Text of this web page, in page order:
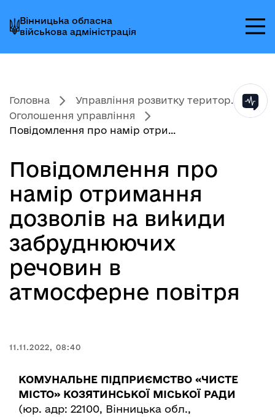
до
головного
меню
до
головного
вмісту
до
головного
колонтитула
Вінницька обласна
військова адміністрація
Головна
Управління розвитку територ...
Оголошення управління
Повідомлення про намір отри...
Повідомлення про
намір отримання
дозволів на викиди
забруднюючих
речовин в
атмосферне повітря
11.11.2022, 08:40
КОМУНАЛЬНЕ ПІДПРИЄМСТВО «ЧИСТЕ
МІСТО» КОЗЯТИНСЬКОЇ МІСЬКОЇ РАДИ
(юр. адр: 22100, Вінницька обл.,